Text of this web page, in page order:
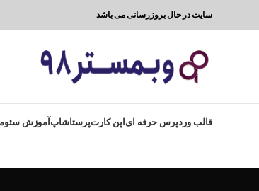
سایت در حال بروزرسانی می باشد
قالب وردپرس حرفه ایاپن کارتپرستاشاپآموزش سئو